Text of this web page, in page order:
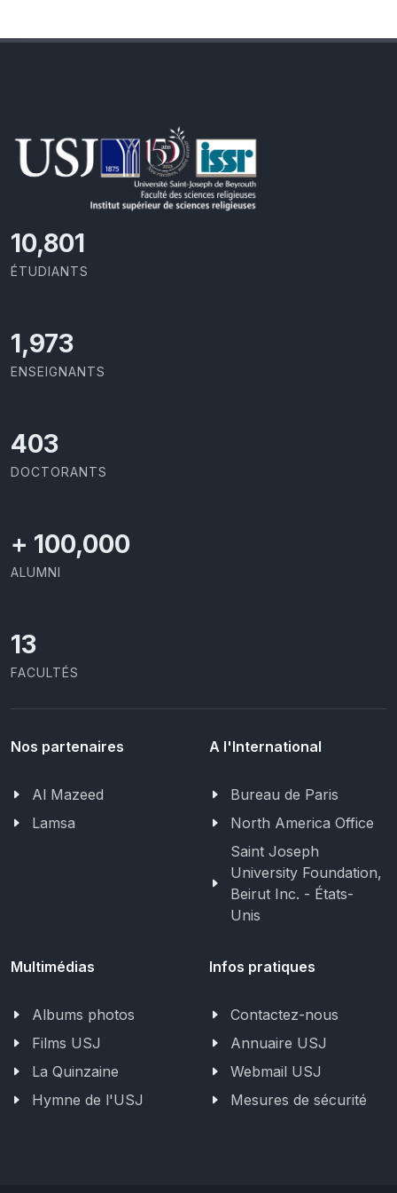
11,727
ÉTUDIANTS
2,142
ENSEIGNANTS
437
DOCTORANTS
+ 100,000
ALUMNI
13
FACULTÉS
Nos partenaires
Al Mazeed
Lamsa
A l'International
Bureau de Paris
North America Office
Saint Joseph
University Foundation,
Beirut Inc. - États-
Unis
Multimédias
Albums photos
Films USJ
La Quinzaine
Hymne de l'USJ
Infos pratiques
Contactez-nous
Annuaire USJ
Webmail USJ
Mesures de sécurité